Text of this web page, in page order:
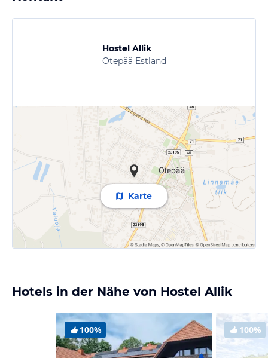
Hostel Allik
Otepää Estland
Karte
Hotels in der Nähe von Hostel Allik
100% 100%